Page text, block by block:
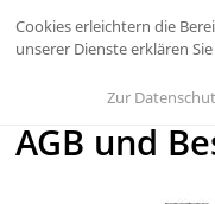
AGB und
Cookies erleichtern die
unserer Dienste erklären
Zur